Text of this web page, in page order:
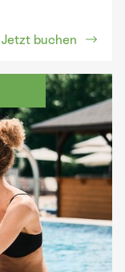
Jetzt buchen